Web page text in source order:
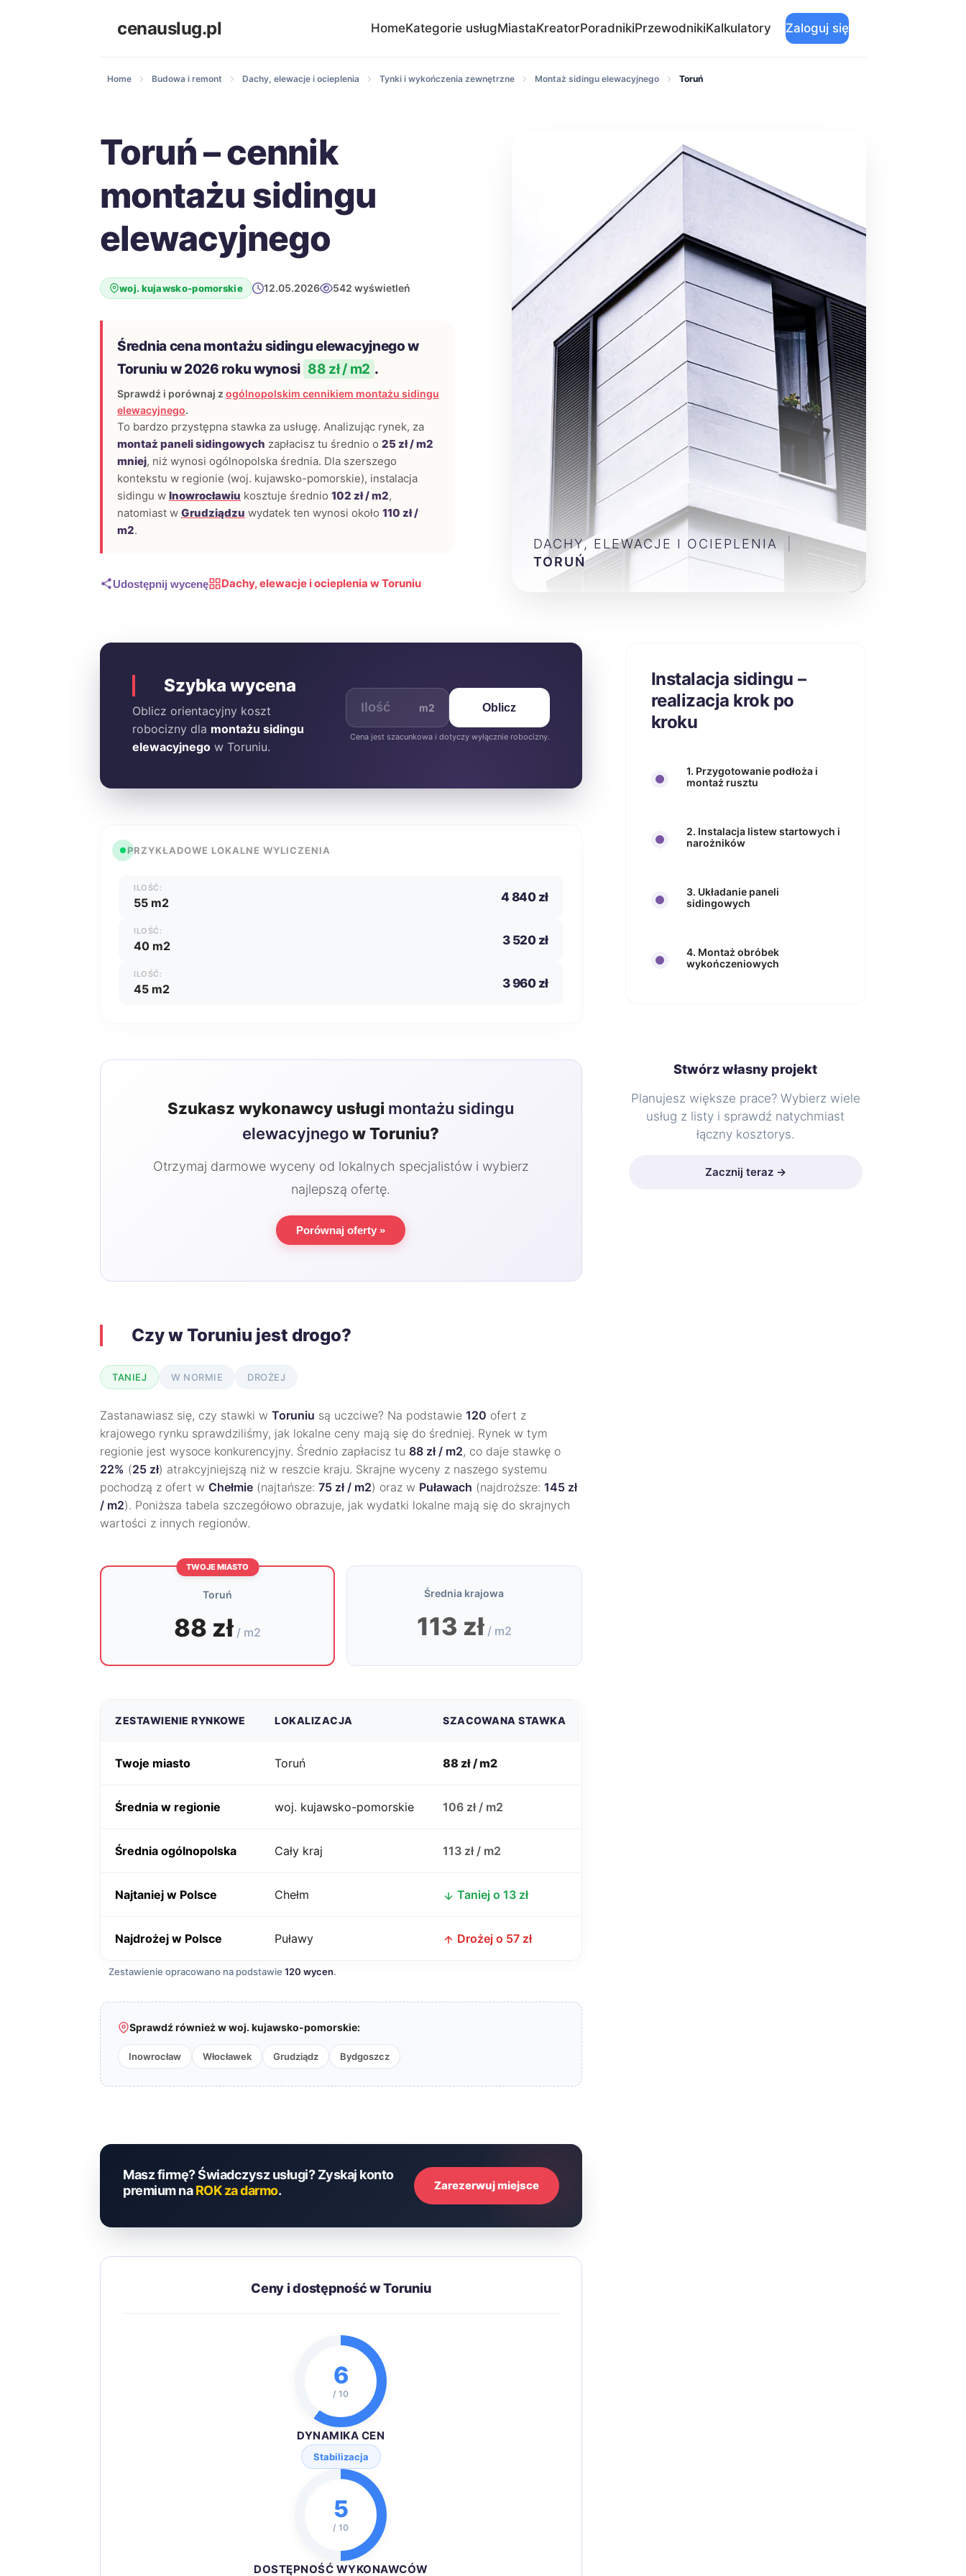
cenauslug.pl HomeKategorie usługMiastaKreatorPoradnikiPrzewodnikiKalkulatory Zaloguj się
Home Budowa i remont Dachy, elewacje i ocieplenia Tynki i wykończenia zewnętrzne Montaż sidingu elewacyjnego Toruń
Toruń – cennik
montażu sidingu
elewacyjnego
woj. kujawsko-pomorskie 12.05.2026 542 wyświetleń
Średnia cena montażu sidingu elewacyjnego w
Toruniu w 2026 roku wynosi 88 zł / m2 .
Sprawdź i porównaj z ogólnopolskim cennikiem montażu sidingu
elewacyjnego.
To bardzo przystępna stawka za usługę. Analizując rynek, za
montaż paneli sidingowych zapłacisz tu średnio o 25 zł / m2
mniej, niż wynosi ogólnopolska średnia. Dla szerszego
kontekstu w regionie (woj. kujawsko-pomorskie), instalacja
sidingu w Inowrocławiu kosztuje średnio 102 zł / m2,
natomiast w Grudziądzu wydatek ten wynosi około 110 zł /
m2.
Udostępnij wycenę Dachy, elewacje i ocieplenia w Toruniu
DACHY, ELEWACJE I OCIEPLENIA
TORUŃ
Szybka wycena
Oblicz orientacyjny koszt
robocizny dla montażu sidingu
elewacyjnego w Toruniu.
m2 Oblicz
Cena jest szacunkowa i dotyczy wyłącznie robocizny.
PRZYKŁADOWE LOKALNE WYLICZENIA
ILOŚĆ:
55 m2 4 840 zł
ILOŚĆ:
40 m2 3 520 zł
ILOŚĆ:
45 m2 3 960 zł
Szukasz wykonawcy usługi montażu sidingu
elewacyjnegow Toruniu?
Otrzymaj darmowe wyceny od lokalnych specjalistów i wybierz
najlepszą ofertę.
Porównaj oferty »
Czy w Toruniu jest drogo?
TANIEJ W NORMIE DROŻEJ
Zastanawiasz się, czy stawki w Toruniu są uczciwe? Na podstawie 120 ofert z
krajowego rynku sprawdziliśmy, jak lokalne ceny mają się do średniej. Rynek w tym
regionie jest wysoce konkurencyjny. Średnio zapłacisz tu 88 zł / m2, co daje stawkę o
22% (25 zł) atrakcyjniejszą niż w reszcie kraju. Skrajne wyceny z naszego systemu
pochodzą z ofert w Chełmie (najtańsze: 75 zł / m2) oraz w Puławach (najdroższe: 145 zł
/ m2). Poniższa tabela szczegółowo obrazuje, jak wydatki lokalne mają się do skrajnych
wartości z innych regionów.
TWOJE MIASTO
Toruń
88 zł / m2
Średnia krajowa
113 zł / m2
ZESTAWIENIE RYNKOWE LOKALIZACJA SZACOWANA STAWKA
Twoje miasto Toruń 88 zł / m2
Średnia w regionie woj. kujawsko-pomorskie 106 zł / m2
Średnia ogólnopolska Cały kraj 113 zł / m2
Najtaniej w Polsce Chełm Taniej o 13 zł
Najdrożej w Polsce Puławy Drożej o 57 zł
Zestawienie opracowano na podstawie 120 wycen.
Sprawdź również w woj. kujawsko-pomorskie:
Inowrocław Włocławek Grudziądz Bydgoszcz
Masz firmę? Świadczysz usługi? Zyskaj konto
premium naROK za darmo. Zarezerwuj miejsce
Ceny i dostępność w Toruniu
6
/ 10
DYNAMIKA CEN
Stabilizacja
5
/ 10
DOSTĘPNOŚĆ WYKONAWCÓW
Instalacja sidingu –
realizacja krok po
kroku
1. Przygotowanie podłoża i
montaż rusztu
2. Instalacja listew startowych i
narożników
3. Układanie paneli
sidingowych
4. Montaż obróbek
wykończeniowych
Stwórz własny projekt
Planujesz większe prace? Wybierz wiele
usług z listy i sprawdź natychmiast
łączny kosztorys.
Zacznij teraz →